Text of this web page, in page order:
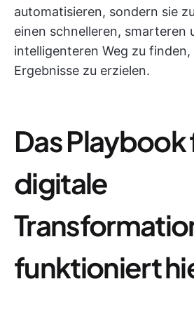
automatisieren, sondern sie
einen schnelleren, smarteren
intelligenteren Weg zu finden,
Ergebnisse zu erzielen.
Das Playbook
digitale
funktioniert